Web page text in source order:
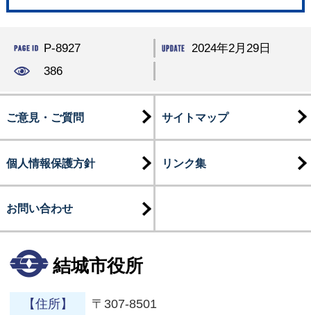
P-8927
2024年2月29日
386
ご意見・ご質問 サイトマップ
個人情報保護方針 リンク集
お問い合わせ
結城市役所
【住所】 〒307-8501